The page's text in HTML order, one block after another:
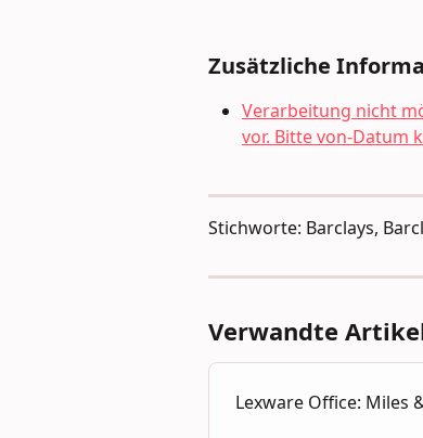
Zusätzliche
Verarbeitung nicht
vor. Bitte von-Datum
Stichworte: Barclays,
Verwandte
Lexware Office: Miles